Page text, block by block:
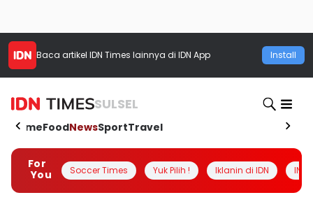
Baca artikel IDN Times lainnya di IDN App Install
SULSEL
HomeFoodNewsSportTravel
For
You
Soccer Times Yuk Pilih ! Iklanin di IDN